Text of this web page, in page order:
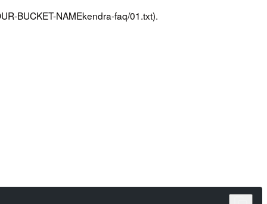
BUCKET-NAMEkendra-faq/01.txt).